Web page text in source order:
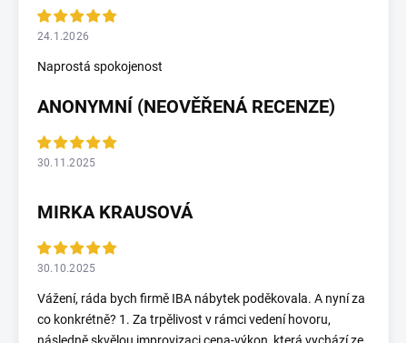
24.1.2026
Naprostá spokojenost
ANONYMNÍ (NEOVĚŘENÁ RECENZE)
30.11.2025
MIRKA KRAUSOVÁ
30.10.2025
Vážení, ráda bych firmě IBA nábytek poděkovala. A nyní za
co konkrétně? 1. Za trpělivost v rámci vedení hovoru,